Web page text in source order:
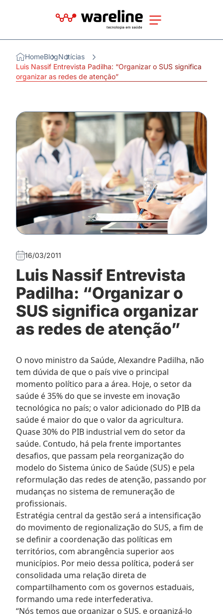
HomeBlogNotícias
Luis Nassif Entrevista Padilha: “Organizar o SUS significa
organizar as redes de atenção”
16/03/2011
Luis Nassif Entrevista
Padilha: “Organizar o
SUS significa organizar
as redes de atenção”
O novo ministro da Saúde, Alexandre Padilha, não
tem dúvida de que o país vive o principal
momento político para a área. Hoje, o setor da
saúde é 35% do que se investe em inovação
tecnológica no país; o valor adicionado do PIB da
saúde é maior do que o valor da agricultura.
Quase 30% do PIB industrial vem do setor da
saúde. Contudo, há pela frente importantes
desafios, que passam pela reorganização do
modelo do Sistema único de Saúde (SUS) e pela
reformulação das redes de atenção, passando por
mudanças no sistema de remuneração de
profissionais.
Estratégia central da gestão será a intensificação
do movimento de regionalização do SUS, a fim de
se definir a coordenação das políticas em
territórios, com abrangência superior aos
municípios. Por meio dessa política, poderá ser
consolidada uma relação direta de
compartilhamento com os governos estaduais,
formando uma rede interfederativa.
“Nós temos que organizar o SUS, e organizá-lo